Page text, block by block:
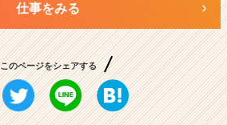
仕事をみる
このページをシェアする